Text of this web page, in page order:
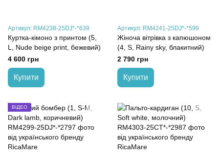
Артикул: RM4238-25DJ*-*639
Куртка-кімоно з принтом (5,
L, Nude beige print, бежевий)
4 600 грн
Купити
Артикул: RM4241-25DJ*-*599
Жіноча вітрівка з капюшоном
(4, S, Rainy sky, блакитний)
2 790 грн
Купити
ВІДЕО